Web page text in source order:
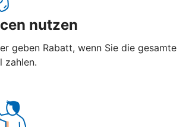
nutzen
geben Rabatt, wenn Sie die gesamte
zahlen.